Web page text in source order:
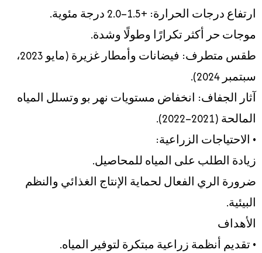
ارتفاع درجات الحرارة: +1.5–2.0 درجة مئوية.
موجات حر أكثر تكرارًا وطولًا وشدة.
طقس متطرف: فيضانات وأمطار غزيرة (مايو 2023،
سبتمبر 2024).
آثار الجفاف: انخفاض مستويات نهر بو وتسلل المياه
المالحة (2021–2022).
• الاحتياجات الزراعية:
زيادة الطلب على المياه للمحاصيل.
ضرورة الري الفعال لحماية الإنتاج الغذائي والنظم
البيئية.
الأهداف
• تقديم أنظمة زراعية مبتكرة لتوفير المياه.